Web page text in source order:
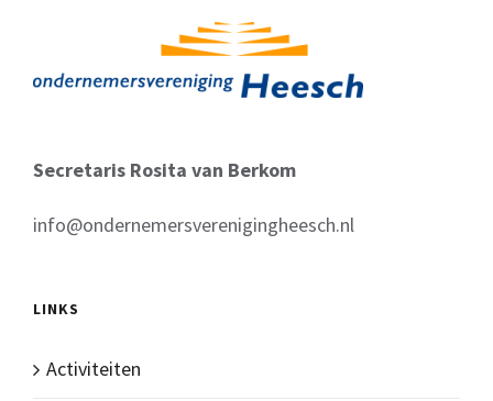
Secretaris Rosita van Berkom
info@ondernemersverenigingheesch.nl
LINKS
Activiteiten